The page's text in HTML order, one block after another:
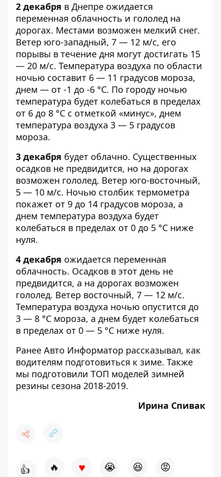
2 декабря в Днепре ожидается
переменная облачность и гололед на
дорогах. Местами возможен мелкий снег.
Ветер юго-западный, 7 — 12 м/с, его
порывы в течение дня могут достигать 15
— 20 м/с. Температура воздуха по области
ночью составит 6 — 11 градусов мороза,
днем — от -1 до -6 °С. По городу ночью
температура будет колебаться в пределах
от 6 до 8 °С с отметкой «минус», днем
температура воздуха 3 — 5 градусов
мороза.
3 декабря будет облачно. Существенных
осадков не предвидится, но на дорогах
возможен гололед. Ветер юго-восточный,
5 — 10 м/с. Ночью столбик термометра
покажет от 9 до 14 градусов мороза, а
днем температура воздуха будет
колебаться в пределах от 0 до 5 °С ниже
нуля.
4 декабря ожидается переменная
облачность. Осадков в этот день не
предвидится, а на дорогах возможен
гололед. Ветер восточный, 7 — 12 м/с.
Температура воздуха ночью опустится до
3 — 8 °С мороза, а днем будет колебаться
в пределах от 0 — 5 °С ниже нуля.
Ранее Авто Информатор рассказывал, как
водителям подготовиться к зиме. Также
мы подготовили ТОП моделей зимней
резины сезона 2018-2019.
Ирина Спивак
👍 🔥 ♥ 😭 😆 😡